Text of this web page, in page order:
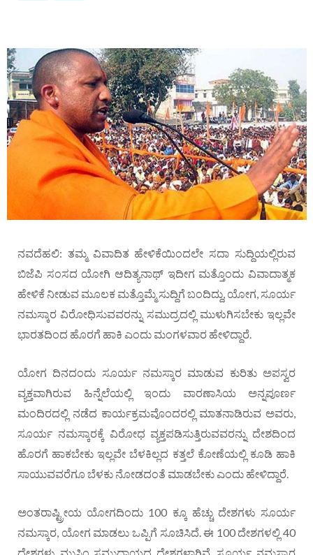
ನವದೆಹಲಿ: ತಮ್ಮ ವಿವಾದಿತ ಹೇಳಿಕೆಯಿಂದಲೇ ಸದಾ ಸುದ್ದಿಯಲ್ಲಿರುವ
ಬಿಜೆಪಿ ಸಂಸದ ಯೋಗಿ ಆದಿತ್ಯನಾಥ್ ಇದೀಗ ಮತ್ತೊಂದು ವಿವಾದಾತ್ಮಕ
ಹೇಳಿಕೆ ನೀಡುವ ಮೂಲಕ ಮತ್ತೊಮ್ಮೆ ಸುದ್ದಿಗೆ ಬಂದಿದ್ದು, ಯೋಗ, ಸೂರ್ಯ
ನಮಸ್ಕಾರ ವಿರೋಧಿಸುವವರನ್ನು ಸಮುದ್ರದಲ್ಲಿ ಮುಳುಗಿಸಬೇಕು ಇಲ್ಲವೇ
ಭಾರತದಿಂದ ಹೊರಗೆ ಹಾಕಿ ಎಂದು ಮಂಗಳವಾರ ಹೇಳಿದ್ದಾರೆ.
ಯೋಗ ದಿನದಂದು ಸೂರ್ಯ ನಮಸ್ಕಾರ ಮಾಡುವ ಕುರಿತು ಅಪಸ್ವರ
ವ್ಯಕ್ತವಾಗಿರುವ ಹಿನ್ನೆಲೆಯಲ್ಲಿ ಇಂದು ವಾರಣಾಸಿಯ ಅನ್ನಪೂರ್ಣ
ಮಂದಿರದಲ್ಲಿ ನಡೆದ ಕಾರ್ಯಕ್ರಮವೊಂದರಲ್ಲಿ ಮಾತನಾಡಿರುವ ಅವರು,
ಸೂರ್ಯ ನಮಸ್ಕಾರಕ್ಕೆ ವಿರೋಧ ವ್ಯಕ್ತಪಡಿಸುತ್ತಿರುವವರನ್ನು ದೇಶದಿಂದ
ಹೊರಗೆ ಹಾಕಬೇಕು ಇಲ್ಲವೇ ಬೆಳಕಿಲ್ಲದ ಕತ್ತಲೆ ಕೋಣೆಯಲ್ಲಿ ಕೂಡಿ ಹಾಕಿ
ಸಾಯುವವರೆಗೂ ಬೆಳಕು ನೋಡದಂತೆ ಮಾಡಬೇಕು ಎಂದು ಹೇಳಿದ್ದಾರೆ.
ಅಂತರಾಷ್ಟ್ರೀಯ ಯೋಗದಿಂದು 100 ಕ್ಕೂ ಹೆಚ್ಚು ದೇಶಗಳು ಸೂರ್ಯ
ನಮಸ್ಕಾರ, ಯೋಗ ಮಾಡಲು ಒಪ್ಪಿಗೆ ಸೂಚಿಸಿದೆ. ಈ 100 ದೇಶಗಳಲ್ಲಿ 40
ದೇಶಗಳು ಮುಸ್ಲಿಂ ಸಮುದಾಯದ ದೇಶಗಳಾಗಿವೆ. ಸೂರ್ಯ ನಮಸ್ಕಾರ